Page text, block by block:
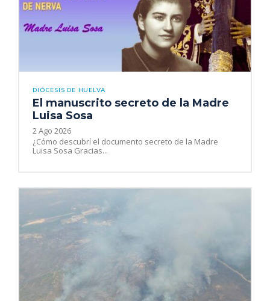
DIÓCESIS DE HUELVA
El manuscrito secreto de la Madre
Luisa Sosa
2 Ago 2026
¿Cómo descubrí el documento secreto de la Madre
Luisa Sosa Gracias...